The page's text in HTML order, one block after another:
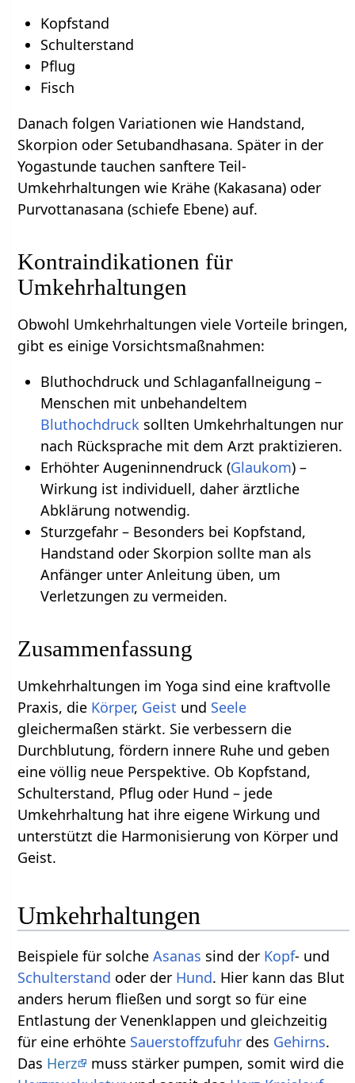
Kopfstand
Schulterstand
Pflug
Fisch
Danach folgen Variationen wie Handstand,
Skorpion oder Setubandhasana. Später in der
Yogastunde tauchen sanftere Teil-
Umkehrhaltungen wie Krähe (Kakasana) oder
Purvottanasana (schiefe Ebene) auf.
Kontraindikationen für
Umkehrhaltungen
Obwohl Umkehrhaltungen viele Vorteile bringen,
gibt es einige Vorsichtsmaßnahmen:
Bluthochdruck und Schlaganfallneigung –
Menschen mit unbehandeltem
Bluthochdrucksollten Umkehrhaltungen nur
nach Rücksprache mit dem Arzt praktizieren.
Erhöhter Augeninnendruck (Glaukom) –
Wirkung ist individuell, daher ärztliche
Abklärung notwendig.
Sturzgefahr – Besonders bei Kopfstand,
Handstand oder Skorpion sollte man als
Anfänger unter Anleitung üben, um
Verletzungen zu vermeiden.
Zusammenfassung
Umkehrhaltungen im Yoga sind eine kraftvolle
Praxis, die Körper, Geist und Seele
gleichermaßen stärkt. Sie verbessern die
Durchblutung, fördern innere Ruhe und geben
eine völlig neue Perspektive. Ob Kopfstand,
Schulterstand, Pflug oder Hund – jede
Umkehrhaltung hat ihre eigene Wirkung und
unterstützt die Harmonisierung von Körper und
Geist.
Umkehrhaltungen
Beispiele für solcheAsanas sind der Kopf- und
Schulterstand oder der Hund. Hier kann das Blut
anders herum fließen und sorgt so für eine
Entlastung der Venenklappen und gleichzeitig
für eine erhöhte Sauerstoffzufuhr des Gehirns.
Das Herz
muss stärker pumpen, somit wird die